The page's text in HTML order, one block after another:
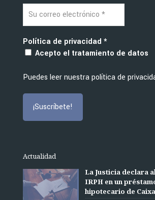
Política de privacidad *
Acepto el tratamiento de datos
Puedes leer nuestra política de
Actualidad
La Justicia declara
IRPH en un
hipotecario de